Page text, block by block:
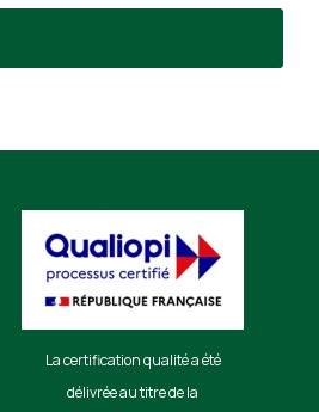
La certification qualité a été
délivrée au titre de la